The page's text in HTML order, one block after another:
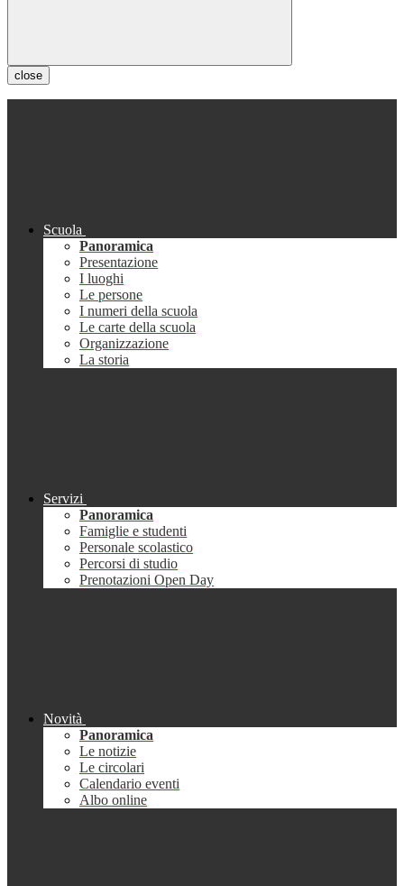
close
Scuola
Panoramica
Presentazione
I luoghi
Le persone
I numeri della scuola
Le carte della scuola
Organizzazione
La storia
Servizi
Panoramica
Famiglie e studenti
Personale scolastico
Percorsi di studio
Prenotazioni Open Day
Novità
Panoramica
Le notizie
Le circolari
Calendario eventi
Albo online